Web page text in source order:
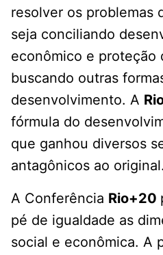
resolver os problemas
seja conciliando
econômico e proteção
buscando outras
desenvolvimento. A
fórmula do
que ganhou diversos
antagônicos ao original.
A Conferência Rio+20
pé de igualdade as
social e econômica. A